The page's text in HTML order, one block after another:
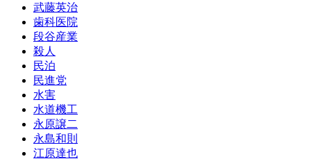
武藤英治
歯科医院
段谷産業
殺人
民泊
民進党
水害
水道機工
永原譲二
永島和則
江原達也